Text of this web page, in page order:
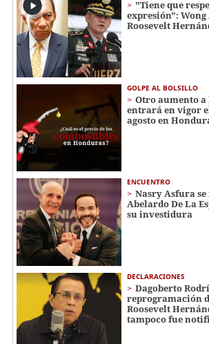
"Tiene que
expresión":
Roosevelt
GOLPE AL BOLSILLO
Otro aumento
entrará en vigor
agosto en
ENCUENTRO
Nasry Asfura
Abelardo De La
su investidura
DECLARACIONES
Dagoberto
reprogramación
Roosevelt
tampoco fue